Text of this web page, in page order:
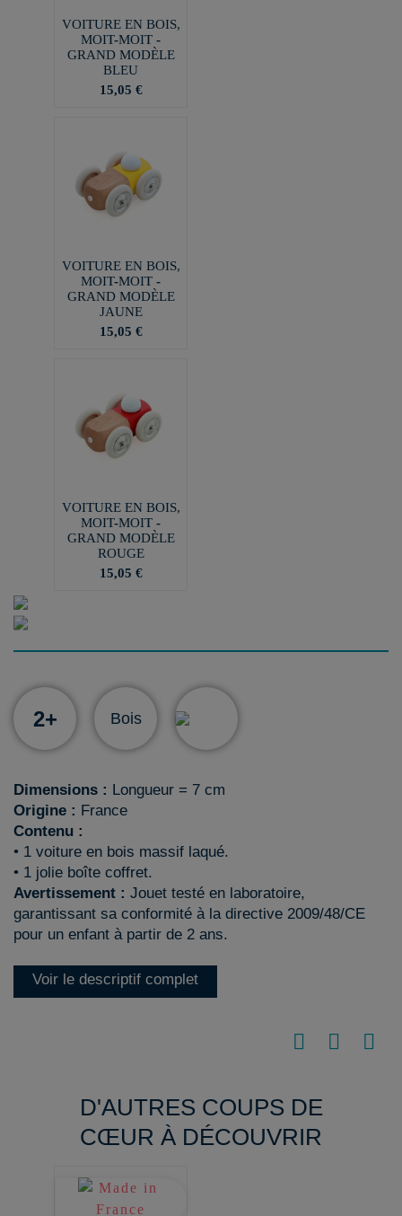
VOITURE EN BOIS,
MOIT-MOIT -
GRAND MODÈLE
BLEU
15,05 €
VOITURE EN BOIS,
MOIT-MOIT -
GRAND MODÈLE
JAUNE
15,05 €
VOITURE EN BOIS,
MOIT-MOIT -
GRAND MODÈLE
ROUGE
15,05 €
2+ Bois
Dimensions : Longueur = 7 cm
Origine : France
Contenu :
• 1 voiture en bois massif laqué.
• 1 jolie boîte coffret.
Avertissement : Jouet testé en laboratoire,
garantissant sa conformité à la directive 2009/48/CE
pour un enfant à partir de 2 ans.
Voir le descriptif complet
D'AUTRES COUPS DE
CŒUR À DÉCOUVRIR